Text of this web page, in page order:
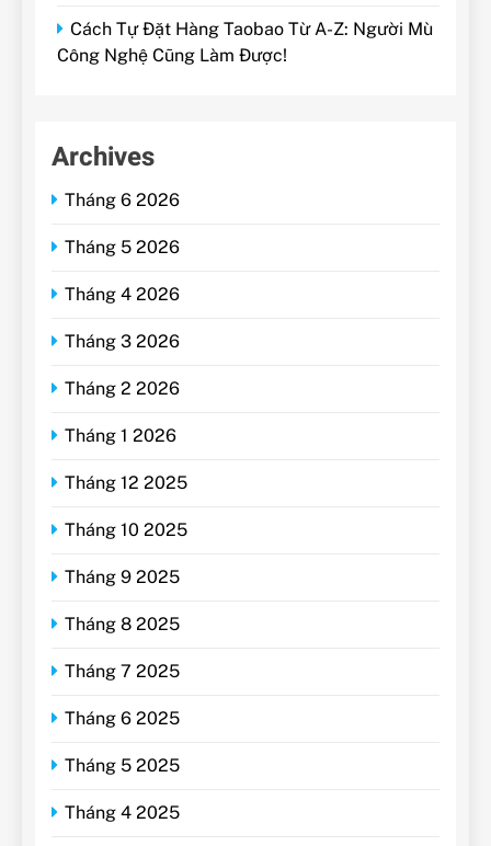
Cách Tự Đặt Hàng Taobao Từ A-Z: Người Mù
Công Nghệ Cũng Làm Được!
Archives
Tháng 6 2026
Tháng 5 2026
Tháng 4 2026
Tháng 3 2026
Tháng 2 2026
Tháng 1 2026
Tháng 12 2025
Tháng 10 2025
Tháng 9 2025
Tháng 8 2025
Tháng 7 2025
Tháng 6 2025
Tháng 5 2025
Tháng 4 2025